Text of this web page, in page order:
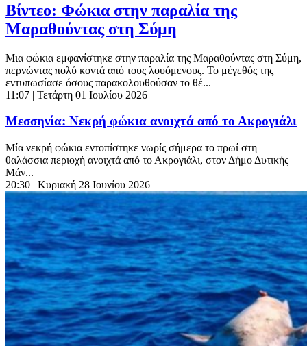
Βίντεο: Φώκια στην παραλία της
Μαραθούντας στη Σύμη
Μια φώκια εμφανίστηκε στην παραλία της Μαραθούντας στη Σύμη,
περνώντας πολύ κοντά από τους λουόμενους. Το μέγεθός της
εντυπωσίασε όσους παρακολουθούσαν το θέ...
11:07 | Τετάρτη 01 Ιουλίου 2026
Μεσσηνία: Νεκρή φώκια ανοιχτά από το Ακρογιάλι
Μία νεκρή φώκια εντοπίστηκε νωρίς σήμερα το πρωί στη
θαλάσσια περιοχή ανοιχτά από το Ακρογιάλι, στον Δήμο Δυτικής
Μάν...
20:30 | Κυριακή 28 Ιουνίου 2026